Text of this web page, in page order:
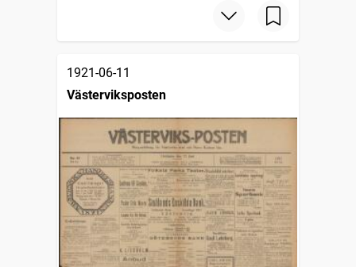
1921-06-11
Västerviksposten